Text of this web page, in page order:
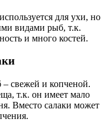
для ухи, но
видами рыб, т.к.
и много костей.
свежей и копченой.
т.к. он имеет мало
Вместо салаки может